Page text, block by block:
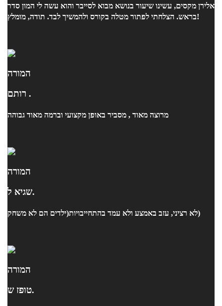
אלירן מקסים, עשינו שיעור בנושא מבוא לסייבר והוא עשה לי המון סדר
בראש. הצלחתי לפתור מטלה בקורס ולהמשיך לבד. תודה, מומלץ!
המורה
רותם .
מרוצה מאוד , מסביר באופן מקצועי וברמה מאוד גבוהה
המורה
שגיא ל.
לא רציני, עזב באמצע ולא עמד בהתחייבויות(ילדים הם לא משחק)
המורה
טופז ש.